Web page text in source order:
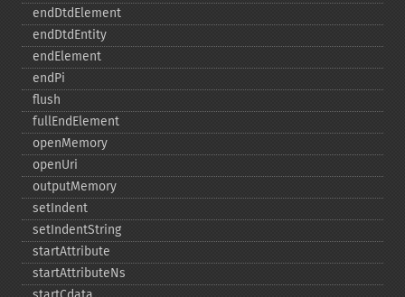
endDtdElement
endDtdEntity
endElement
endPi
flush
fullEndElement
openMemory
openUri
outputMemory
setIndent
setIndentString
startAttribute
startAttributeNs